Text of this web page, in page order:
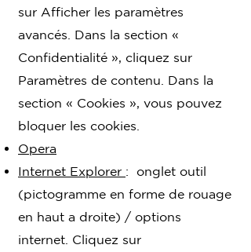
sur Afficher les paramètres
avancés. Dans la section «
Confidentialité », cliquez sur
Paramètres de contenu. Dans la
section « Cookies », vous pouvez
bloquer les cookies.
Opera
Internet Explorer : onglet outil
(pictogramme en forme de rouage
en haut a droite) / options
internet. Cliquez sur